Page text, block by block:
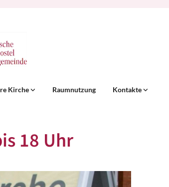
Kirche Raumnutzung Kontakte
18 Uhr